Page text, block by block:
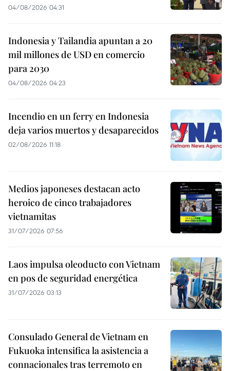
04/08/2026 04:31
Indonesia y Tailandia apuntan a 20
mil millones de USD en comercio
para 2030
04/08/2026 04:23
Incendio en un ferry en Indonesia
deja varios muertos y desaparecidos
02/08/2026 11:18
Medios japoneses destacan acto
heroico de cinco trabajadores
vietnamitas
31/07/2026 07:56
Laos impulsa oleoducto con Vietnam
en pos de seguridad energética
31/07/2026 03:13
Consulado General de Vietnam en
Fukuoka intensifica la asistencia a
connacionales tras terremoto en